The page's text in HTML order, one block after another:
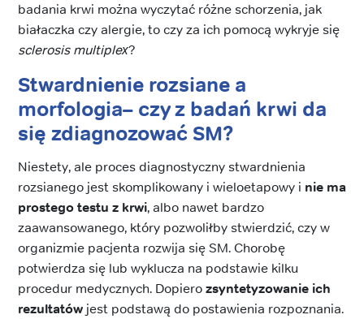
badania krwi można wyczytać różne schorzenia, jak
białaczka czy alergie, to czy za ich pomocą wykryje się
sclerosis multiplex?
Stwardnienie rozsiane a
morfologia– czy z badań krwi da
się zdiagnozować SM?
Niestety, ale proces diagnostyczny stwardnienia
rozsianego jest skomplikowany i wieloetapowy i nie ma
prostego testu z krwi, albo nawet bardzo
zaawansowanego, który pozwoliłby stwierdzić, czy w
organizmie pacjenta rozwija się SM. Chorobę
potwierdza się lub wyklucza na podstawie kilku
procedur medycznych. Dopierozsyntetyzowanie ich
rezultatów jest podstawą do postawienia rozpoznania.